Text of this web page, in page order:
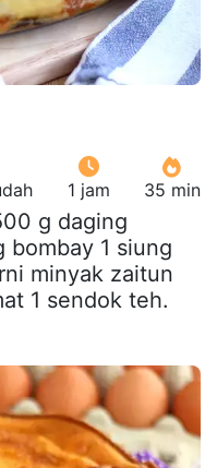
1 jam 35 min
g daging
bombay 1 siung
minyak zaitun
1 sendok teh.